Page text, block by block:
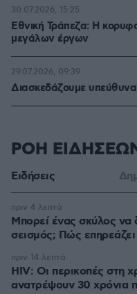
Εθνική Τράπεζα: Η
μεγάλων έργων
30.07.2026, 15:25
Διασκεδάζουμε
29.07.2026, 09:39
ΡΟΗ
Ειδήσεις
Μπορεί ένας σκύλος να
σεισμός; Πώς
πριν 4 λεπτά
HIV: Οι περικοπές στη
ανατρέψουν 30 χρόνια
πριν 14 λεπτά